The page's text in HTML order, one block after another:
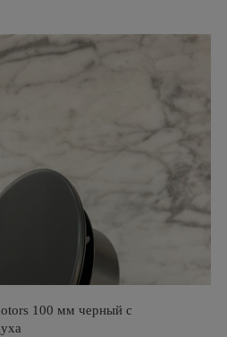
100 мм черный с